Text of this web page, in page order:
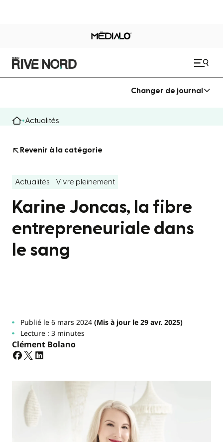
Changer de journal
Actualités
Revenir à la catégorie
Actualités Vivre pleinement
Karine Joncas, la fibre
entrepreneuriale dans
le sang
Publié le 6 mars 2024(Mis à jour le 29 avr. 2025)
Lecture : 3 minutes
Clément Bolano